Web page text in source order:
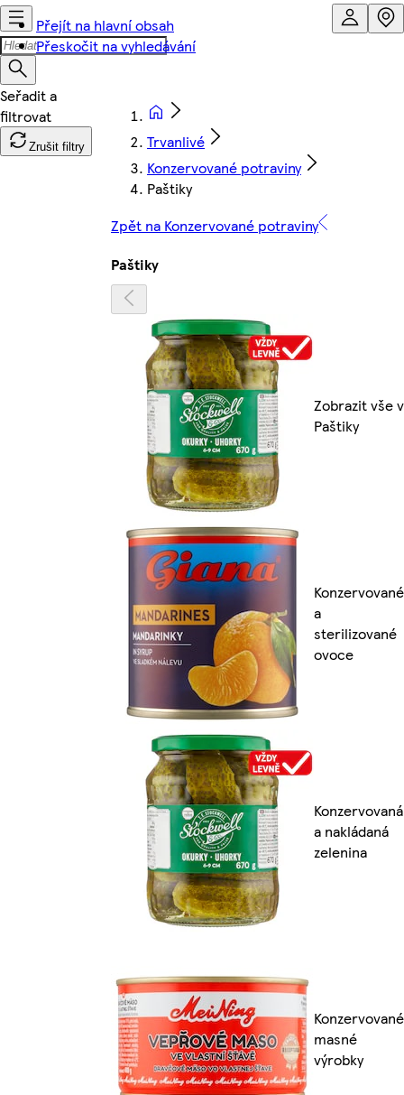
Přejít na hlavní obsah
Přeskočit na vyhledávání
Zrušit filtry
Trvanlivé
Konzervované potraviny
Paštiky
Zpět na Konzervované potraviny
Paštiky
Zobrazit vše v
Paštiky
Konzervované
a
sterilizované
ovoce
Konzervovaná
a nakládaná
zelenina
Konzervované
masné
výrobky